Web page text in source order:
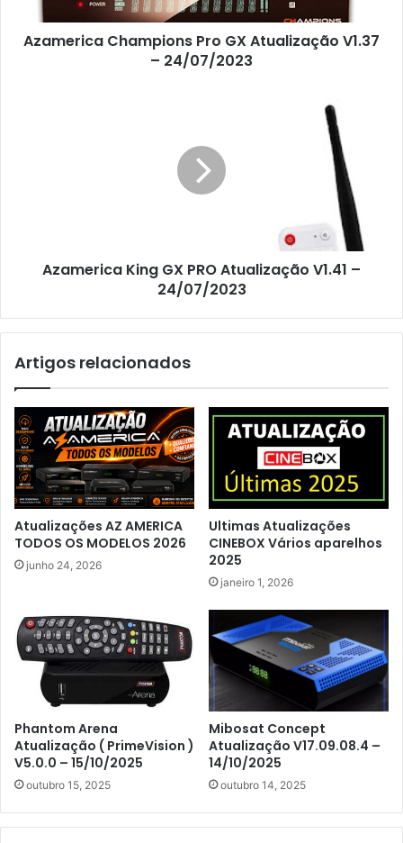
Azamerica Champions Pro GX Atualização V1.37
– 24/07/2023
Azamerica King GX PRO Atualização V1.41 –
24/07/2023
Artigos relacionados
Atualizações AZ AMERICA
TODOS OS MODELOS 2026
junho 24, 2026
Ultimas Atualizações
CINEBOX Vários aparelhos
2025
janeiro 1, 2026
Phantom Arena
Atualização ( PrimeVision )
V5.0.0 – 15/10/2025
outubro 15, 2025
Mibosat Concept
Atualização V17.09.08.4 –
14/10/2025
outubro 14, 2025